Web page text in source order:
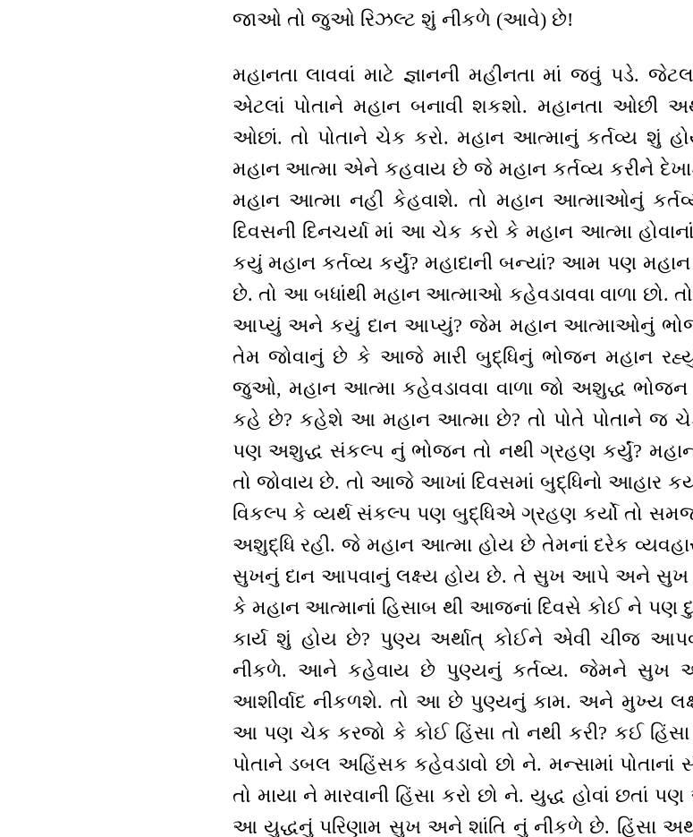
જાઓ તો જુઓ રિઝલ્ટ શું નીકળે (આવે) છે!
મહાનતા લાવવાં માટે જ્ઞાનની મહીનતા માં જવું પડે.
એટલાં પોતાને મહાન બનાવી શકશો. મહાનતા ઓછી
ઓછાં. તો પોતાને ચેક કરો. મહાન આત્માનું કર્તવ્ય શું
મહાન આત્મા એને કહવાય છે જે મહાન કર્તવ્ય કરીને
મહાન આત્મા નહીં કેહવાશે. તો મહાન આત્માઓનું
દિવસની દિનચર્યા માં આ ચેક કરો કે મહાન આત્મા
કયું મહાન કર્તવ્ય કર્યું? મહાદાની બન્યાં? આમ પણ
છે. તો આ બધાંથી મહાન આત્માઓ કહેવડાવવા વાળા છો.
આપ્યું અને કયું દાન આપ્યું? જેમ મહાન આત્માઓનું
તેમ જોવાનું છે કે આજે મારી બુદ્ધિનું ભોજન મહાન
જુઓ, મહાન આત્મા કહેવડાવવા વાળા જો અશુદ્ધ ભોજન
કહે છે? કહેશે આ મહાન આત્મા છે? તો પોતે પોતાને જ
પણ અશુદ્ધ સંકલ્પ નું ભોજન તો નથી ગ્રહણ કર્યું?
તો જોવાય છે. તો આજે આખાં દિવસમાં બુદ્ધિનો આહાર
વિકલ્પ કે વ્યર્થ સંકલ્પ પણ બુદ્ધિએ ગ્રહણ કર્યો તો
અશુદ્ધિ રહી. જે મહાન આત્મા હોય છે તેમનાં દરેક
સુખનું દાન આપવાનું લક્ષ્ય હોય છે. તે સુખ આપે અને સુખ
કે મહાન આત્માનાં હિસાબ થી આજનાં દિવસે કોઈ ને પણ
કાર્ય શું હોય છે? પુણ્ય અર્થાત્ કોઈને એવી ચીજ
નીકળે. આને કહેવાય છે પુણ્યનું કર્તવ્ય. જેમને સુખ
આશીર્વાદ નીકળશે. તો આ છે પુણ્યનું કામ. અને મુખ્ય
આ પણ ચેક કરજો કે કોઈ હિંસા તો નથી કરી? કઈ
પોતાને ડબલ અહિંસક કહેવડાવો છો ને. મન્સામાં
તો માયા ને મારવાની હિંસા કરો છો ને. યુદ્ધ હોવાં
આ યુદ્ધનું પરિણામ સુખ અને શાંતિ નું નીકળે છે. હિંસા